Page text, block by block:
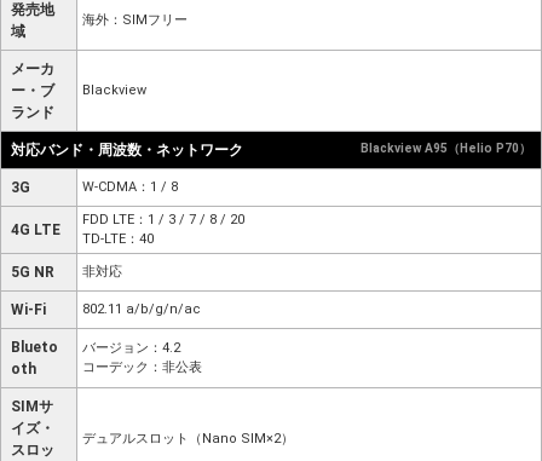
発売地
域
海外：SIMフリー
メーカ
ー・ブ
ランド
Blackview
対応バンド・周波数・ネットワーク Blackview A95（Helio P70）
3G W-CDMA：1 / 8
4G LTE
FDD LTE：1 / 3 / 7 / 8 / 20
TD-LTE：40
5G NR 非対応
Wi-Fi 802.11 a/b/g/n/ac
Blueto
oth
バージョン：4.2
コーデック：非公表
SIMサ
イズ・
スロッ
デュアルスロット（Nano SIM×2）